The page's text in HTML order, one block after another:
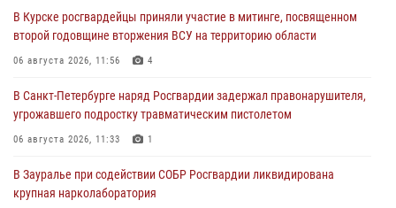
В Курске росгвардейцы приняли участие в митинге, посвященном
второй годовщине вторжения ВСУ на территорию области
06 августа 2026, 11:56 4
В Санкт-Петербурге наряд Росгвардии задержал правонарушителя,
угрожавшего подростку травматическим пистолетом
06 августа 2026, 11:33 1
В Зауралье при содействии СОБР Росгвардии ликвидирована
крупная нарколаборатория